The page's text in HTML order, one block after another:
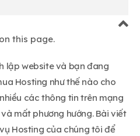
this page.
lập website và bạn đang
Hosting như thế nào cho
các thông tin trên mạng
mất phương hướng. Bài viết
Hosting của chúng tôi để